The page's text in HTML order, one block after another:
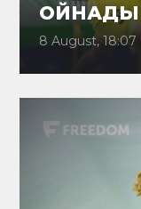
ОЙНАДЫ
8 August, 18:07